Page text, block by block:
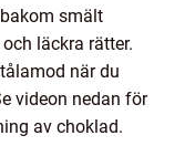
smält
läckra rätter.
när du
videon nedan för
av choklad.